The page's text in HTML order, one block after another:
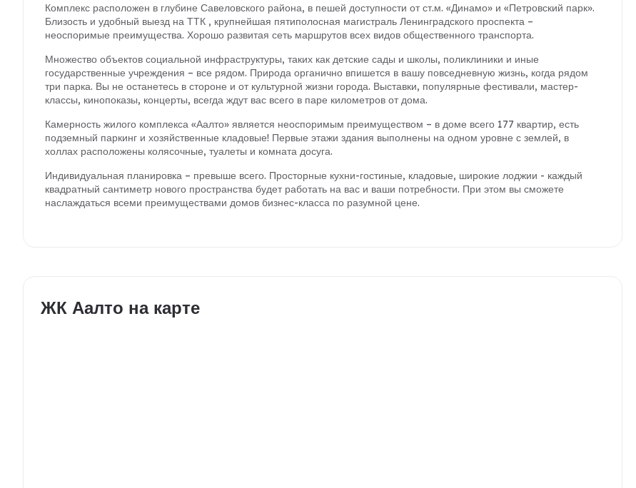
Комплекс расположен в глубине Савеловского района, в пешей доступности от ст.м. «Динамо» и «Петровский парк».
Близость и удобный выезд на ТТК , крупнейшая пятиполосная магистраль Ленинградского проспекта –
неоспоримые преимущества. Хорошо развитая сеть маршрутов всех видов общественного транспорта.
Множество объектов социальной инфраструктуры, таких как детские сады и школы, поликлиники и иные
государственные учреждения – все рядом. Природа органично впишется в вашу повседневную жизнь, когда рядом
три парка. Вы не останетесь в стороне и от культурной жизни города. Выставки, популярные фестивали, мастер-
классы, кинопоказы, концерты, всегда ждут вас всего в паре километров от дома.
Камерность жилого комплекса «Аалто» является неоспоримым преимуществом – в доме всего 177 квартир, есть
подземный паркинг и хозяйственные кладовые! Первые этажи здания выполнены на одном уровне с землей, в
холлах расположены колясочные, туалеты и комната досуга.
Индивидуальная планировка – превыше всего. Просторные кухни-гостиные, кладовые, широкие лоджии - каждый
квадратный сантиметр нового пространства будет работать на вас и ваши потребности. При этом вы сможете
наслаждаться всеми преимуществами домов бизнес-класса по разумной цене.
ЖК Аалто на карте